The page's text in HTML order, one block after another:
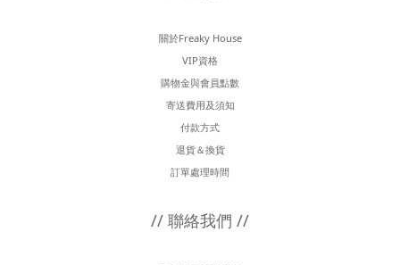
關於Freaky House
VIP資格
購物金與會員點數
寄送費用及須知
付款方式
退貨＆換貨
訂單處理時間
// 聯絡我們 //